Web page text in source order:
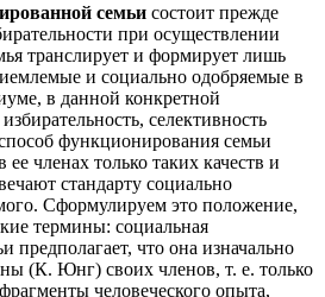
семьи состоит прежде
при осуществлении
транслирует и формирует лишь
и социально одобряемые в
в данной конкретной
селективность
функционирования семьи
членах только таких качеств и
стандарту социально
Сформулируем это положение,
термины: социальная
предполагает, что она изначально
(К. Юнг) своих членов, т. е. только
человеческого опыта,